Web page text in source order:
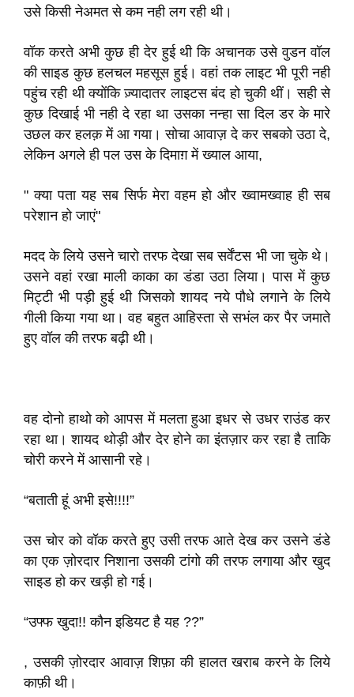
उसे किसी नेअमत से कम नही लग रही थी।
वॉक करते अभी कुछ ही देर हुई थी कि अचानक उसे वुडन वॉल
की साइड कुछ हलचल महसूस हुई। वहां तक लाइट भी पूरी नही
पहुंच रही थी क्योंकि ज़्यादातर लाइटस बंद हो चुकी थीं। सही से
कुछ दिखाई भी नही दे रहा था उसका नन्हा सा दिल डर के मारे
उछल कर हलक़ में आ गया। सोचा आवाज़ दे कर सबको उठा दे,
लेकिन अगले ही पल उस के दिमाग़ में ख्याल आया,
" क्या पता यह सब सिर्फ मेरा वहम हो और ख्वामख्वाह ही सब
परेशान हो जाएं"
मदद के लिये उसने चारो तरफ देखा सब सर्वेंटस भी जा चुके थे।
उसने वहां रखा माली काका का डंडा उठा लिया। पास में कुछ
मिट्टी भी पड़ी हुई थी जिसको शायद नये पौधे लगाने के लिये
गीली किया गया था। वह बहुत आहिस्ता से सभंल कर पैर जमाते
हुए वॉल की तरफ बढ़ी थी।
वह दोनो हाथो को आपस में मलता हुआ इधर से उधर राउंड कर
रहा था। शायद थोड़ी और देर होने का इंतज़ार कर रहा है ताकि
चोरी करने में आसानी रहे।
“बताती हूं अभी इसे!!!!”
उस चोर को वॉक करते हुए उसी तरफ आते देख कर उसने डंडे
का एक ज़ोरदार निशाना उसकी टांगो की तरफ लगाया और खुद
साइड हो कर खड़ी हो गई।
“उफ्फ खुदा!! कौन इडियट है यह ??”
, उसकी ज़ोरदार आवाज़ शिफ़ा की हालत खराब करने के लिये
काफ़ी थी।